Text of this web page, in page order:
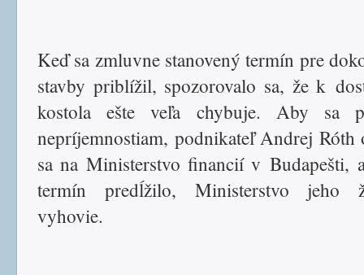
Keď sa zmluvne stanovený termín pre
stavby priblížil, spozorovalo sa, že k
kostola ešte veľa chybuje. Aby sa
nepríjemnostiam, podnikateľ Andrej Róth
sa na Ministerstvo financií v Budapešti,
termín predĺžilo, Ministerstvo jeho
vyhovie.